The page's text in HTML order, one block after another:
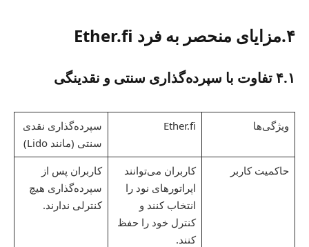
۴.مزایای منحصر به فرد Ether.fi
۴.۱ تفاوت با سپرده‌گذاری سنتی و نقدینگی
ویژگی‌ها Ether.fi
سپرده‌گذاری نقدی
سنتی (مانند Lido)
حاکمیت کاربر
کاربران می‌توانند
اپراتورهای نود را
انتخاب کنند و
کنترل خود را حفظ
کنند.
کاربران پس از
سپرده‌گذاری هیچ
کنترلی ندارند.